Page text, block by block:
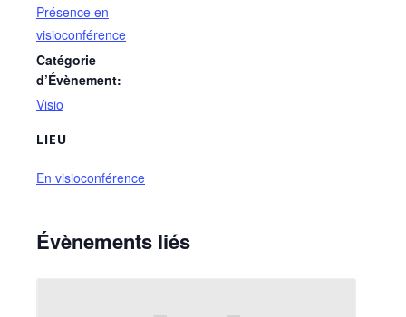
Présence en
visioconférence
Catégorie
d’Évènement:
Visio
LIEU
En visioconférence
Évènements liés